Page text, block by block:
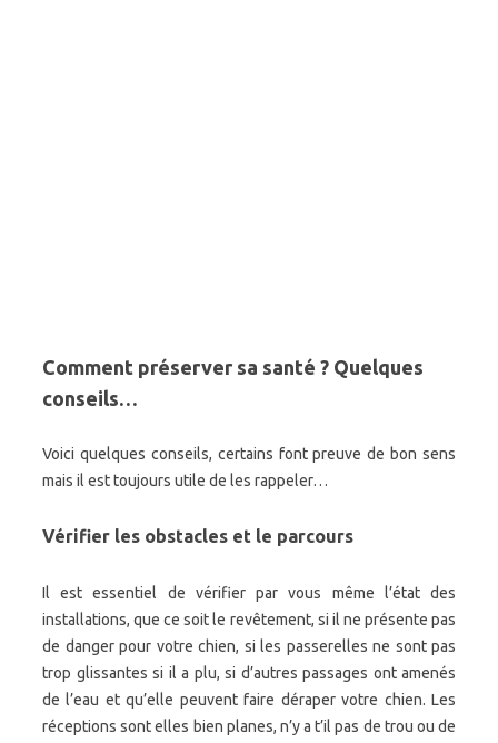
Comment préserver sa santé ? Quelques
conseils…
Voici quelques conseils, certains font preuve de bon sens
mais il est toujours utile de les rappeler…
Vérifier les obstacles et le parcours
Il est essentiel de vérifier par vous même l’état des
installations, que ce soit le revêtement, si il ne présente pas
de danger pour votre chien, si les passerelles ne sont pas
trop glissantes si il a plu, si d’autres passages ont amenés
de l’eau et qu’elle peuvent faire déraper votre chien. Les
réceptions sont elles bien planes, n’y a t’il pas de trou ou de